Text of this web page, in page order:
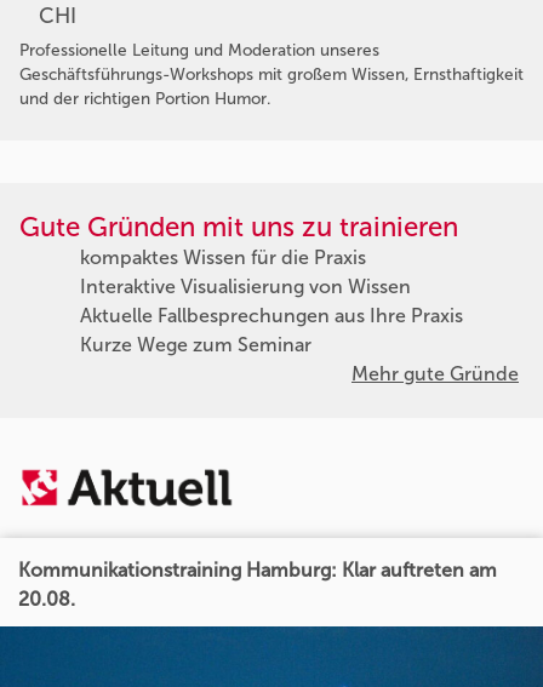
CHI
Professionelle Leitung und Moderation unseres
Geschäftsführungs-Workshops mit großem Wissen, Ernsthaftigkeit
und der richtigen Portion Humor.
Gute Gründen mit uns zu trainieren
kompaktes Wissen für die Praxis
Interaktive Visualisierung von Wissen
Aktuelle Fallbesprechungen aus Ihre Praxis
Kurze Wege zum Seminar
Mehr gute Gründe
Kommunikationstraining Hamburg: Klar auftreten am
20.08.